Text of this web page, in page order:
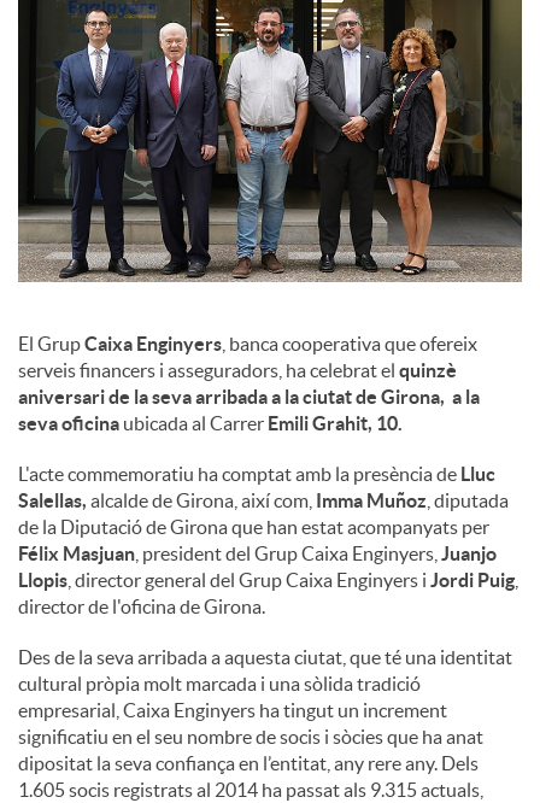
s
El GrupCaixa Enginyers , banca cooperativa que ofereix
serveis financers i asseguradors, ha celebrat el quinzè
aniversari de la seva arribada a la ciutat de Girona, a la
seva oficina ubicada al Carrer Emili Grahit, 10.
L'acte commemoratiu ha comptat amb la presència de Lluc
Salellas, alcalde de Girona, així com, Imma Muñoz , diputada
de la Diputació de Girona que han estat acompanyats per
Félix Masjuan , president del Grup Caixa Enginyers, Juanjo
Llopis , director general del Grup Caixa Enginyers i Jordi Puig
director de l'oficina de Girona.
Des de la seva arribada a aquesta ciutat, que té una identitat
cultural pròpia molt marcada i una sòlida tradició
empresarial, Caixa Enginyers ha tingut un increment
significatiu en el seu nombre de socis i sòcies que ha anat
dipositat la seva confiança en l’entitat, any rere any. Dels
1.605 socis registrats al 2014 ha passat als 9.315 actuals,